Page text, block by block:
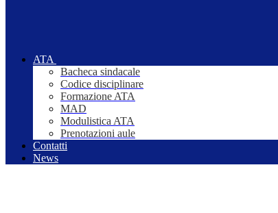
ATA
Bacheca sindacale
Codice disciplinare
Formazione ATA
MAD
Modulistica ATA
Prenotazioni aule
Contatti
News